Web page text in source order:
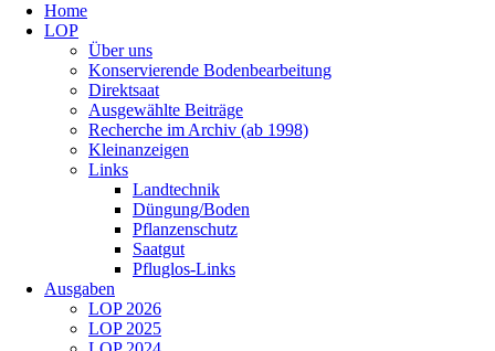
überspringen
Home
LOP
Über uns
Konservierende Bodenbearbeitung
Direktsaat
Ausgewählte Beiträge
Recherche im Archiv (ab 1998)
Kleinanzeigen
Links
Landtechnik
Düngung/Boden
Pflanzenschutz
Saatgut
Pfluglos-Links
Ausgaben
LOP 2026
LOP 2025